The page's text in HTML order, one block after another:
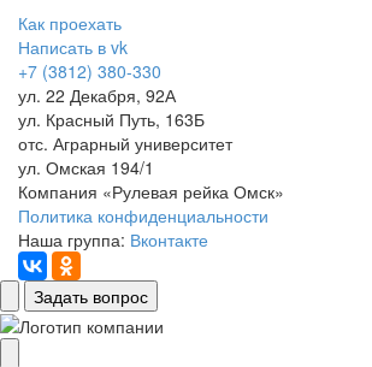
Как проехать
Написать в vk
+7 (3812) 380-330
ул. 22 Декабря, 92А
ул. Красный Путь, 163Б
отс. Аграрный университет
ул. Омская 194/1
Компания «Рулевая рейка Омск»
Политика конфиденциальности
Наша группа: Вконтакте
Задать вопрос